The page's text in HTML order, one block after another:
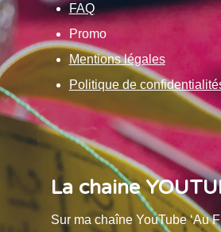
FAQ
Promo
Mentions légales
Politique de
La chaine
Sur ma chaîne YouTube ‘Au